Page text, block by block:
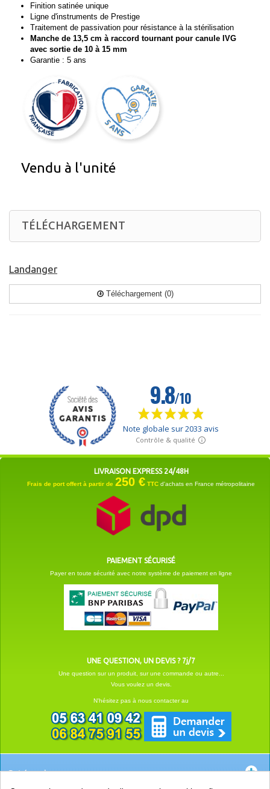
Finition satinée unique
Ligne d'instruments de Prestige
Traitement de passivation pour résistance à la stérilisation
Manche de 13,5 cm à raccord tournant pour canule IVG
avec sortie de 10 à 15 mm
Garantie : 5 ans
Vendu à l'unité
TÉLÉCHARGEMENT
Landanger
Téléchargement (0)
LIVRAISON EXPRESS 24/48H
Frais de port offert à partir de 250 € TTC d'achats en France métropolitaine
PAIEMENT SÉCURISÉ
Payer en toute sécurité avec notre système de paiement en ligne
UNE QUESTION, UN DEVIS ? 7j/7
Une question sur un produit, sur une commande ou autre...
Vous voulez un devis.
N'hésitez pas à nous contacter au
Catégories